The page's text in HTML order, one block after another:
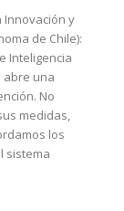
Innovación y
de Chile):
Inteligencia
abre una
No
medidas,
los
sistema